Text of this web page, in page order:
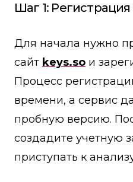
Шаг 1:
Для начала нужно
сайт keys.so и
Процесс
времени, а сервис
пробную версию.
создадите учетную
приступать к